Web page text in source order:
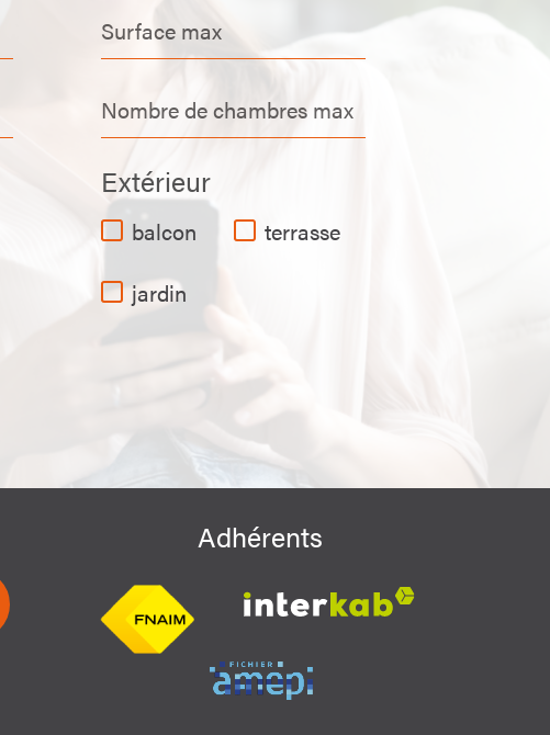
Surface
max
Nombre
de
max
Extérieur
balcon
terrasse
jardin
Adhérents